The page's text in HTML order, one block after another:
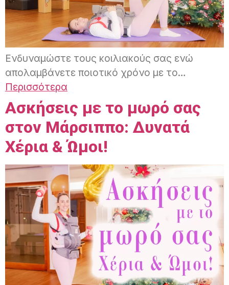
Ενδυναμώστε τους κοιλιακούς σας ενώ
απολαμβάνετε ποιοτικό χρόνο με το…
Περισσότερα
Ασκήσεις με το μωρό σας
στον Μάρσιππο: Δυνατά
Χέρια & Ώμοι!